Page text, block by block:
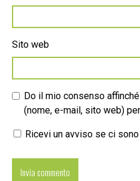
Sito web
Do il mio consenso
(nome, e-mail, sito web)
Ricevi un avviso se ci